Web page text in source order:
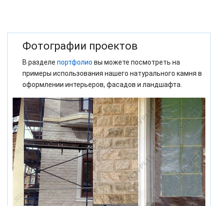
Фотографии проектов
В разделе портфолио вы можете посмотреть на
примеры использования нашего натурального камня в
оформлении интерьеров, фасадов и ландшафта.